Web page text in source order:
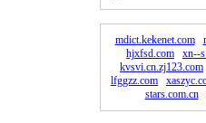
mdict.kekenet.com
hjxfsd.com
xn--
kvsvi.cn.zj123.com
lfggzz.com
stars.com.cn